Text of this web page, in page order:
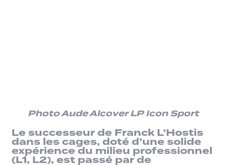
Photo Aude Alcover LP Icon Sport
Le successeur de Franck L’Hostis
dans les cages, doté d’une solide
expérience du milieu professionnel
(L1, L2), est passé par de